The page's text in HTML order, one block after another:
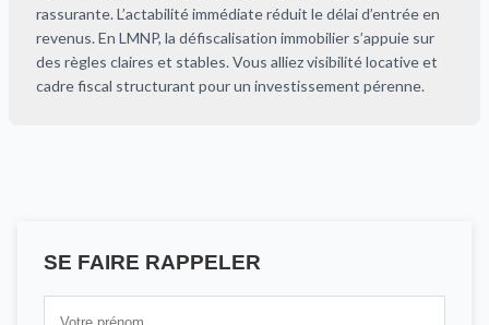
rassurante. L’actabilité immédiate réduit le délai d’entrée en
revenus. En LMNP, la défiscalisation immobilier s’appuie sur
des règles claires et stables. Vous alliez visibilité locative et
cadre fiscal structurant pour un investissement pérenne.
SE FAIRE RAPPELER